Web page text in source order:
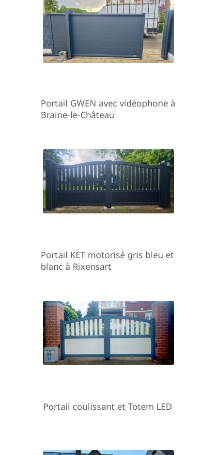
Portail GWEN avec vidéophone à
Braine-le-Château
Portail KET motorisé gris bleu et
blanc à Rixensart
Portail coulissant et Totem LED